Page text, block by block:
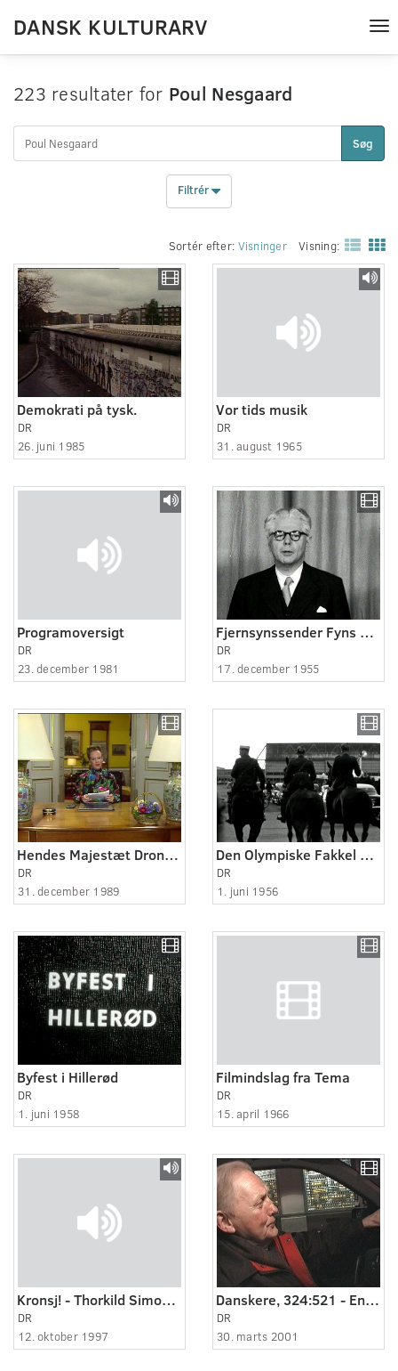
DANSK KULTURARV
223 resultater for Poul Nesgaard
Søg
Filtrér
Sortér efter: Visninger Visning:
Demokrati på tysk.
DR
26. juni 1985
Vor tids musik
DR
31. august 1965
Programoversigt
DR
23. december 1981
Fjernsynssender Fyns åbning
DR
17. december 1955
Hendes Majestæt Dronningens nytårstale 1989.
DR
31. december 1989
Den Olympiske Fakkel passerer København
DR
1. juni 1956
Byfest i Hillerød
DR
1. juni 1958
Filmindslag fra Tema
DR
15. april 1966
Kronsj! - Thorkild Simonsen.
DR
12. oktober 1997
Danskere, 324:521 - En tur med den syngende taxachauffør.
DR
30. marts 2001